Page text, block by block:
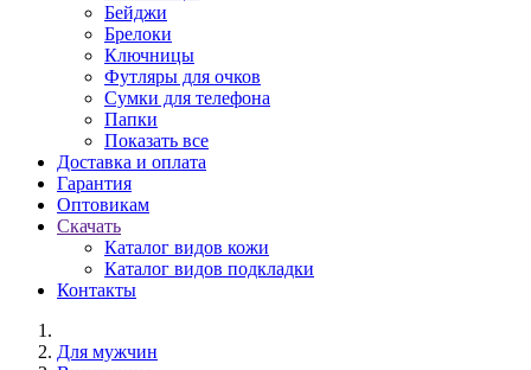
Бейджи
Брелоки
Ключницы
Футляры для очков
Сумки для телефона
Папки
Показать все
Доставка и оплата
Гарантия
Оптовикам
Скачать
Каталог видов кожи
Каталог видов подкладки
Контакты
Для мужчин